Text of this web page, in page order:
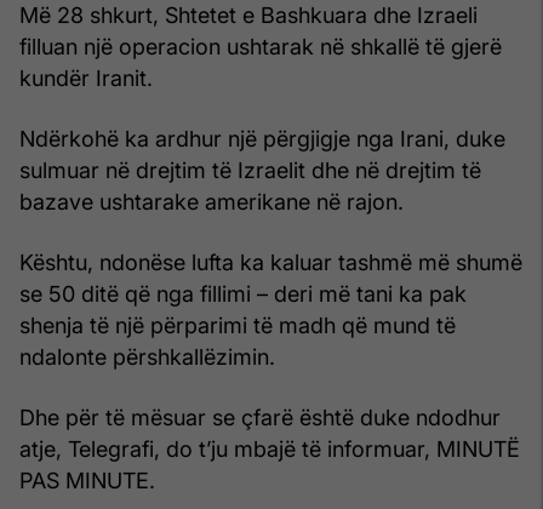
Më 28 shkurt, Shtetet e Bashkuara dhe Izraeli
filluan një operacion ushtarak në shkallë të gjerë
kundër Iranit.
Ndërkohë ka ardhur një përgjigje nga Irani, duke
sulmuar në drejtim të Izraelit dhe në drejtim të
bazave ushtarake amerikane në rajon.
Kështu, ndonëse lufta ka kaluar tashmë më shumë
se 50 ditë që nga fillimi – deri më tani ka pak
shenja të një përparimi të madh që mund të
ndalonte përshkallëzimin.
Dhe për të mësuar se çfarë është duke ndodhur
atje, Telegrafi, do t’ju mbajë të informuar, MINUTË
PAS MINUTE.